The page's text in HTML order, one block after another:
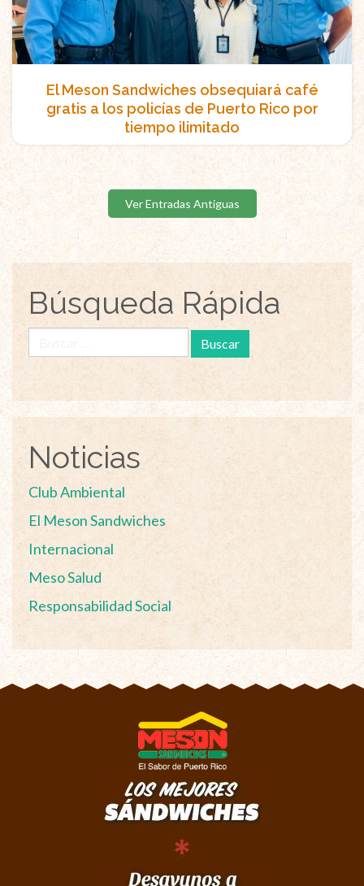
El Meson Sandwiches obsequiará café
gratis a los policías de Puerto Rico por
tiempo ilimitado
Ver Entradas Antiguas
Búsqueda Rápida
Noticias
Club Ambiental
El Meson Sandwiches
Internacional
Meso Salud
Responsabilidad Social